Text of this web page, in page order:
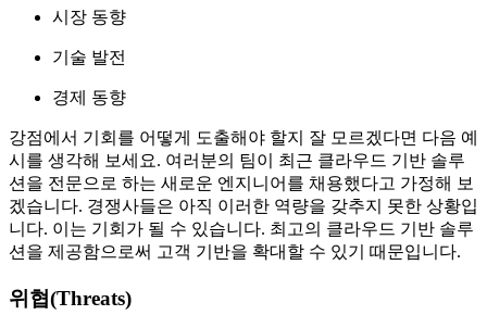
시장 동향
기술 발전
경제 동향
강점에서 기회를 어떻게 도출해야 할지 잘 모르겠다면 다음 예
시를 생각해 보세요. 여러분의 팀이 최근 클라우드 기반 솔루
션을 전문으로 하는 새로운 엔지니어를 채용했다고 가정해 보
겠습니다. 경쟁사들은 아직 이러한 역량을 갖추지 못한 상황입
니다. 이는 기회가 될 수 있습니다. 최고의 클라우드 기반 솔루
션을 제공함으로써 고객 기반을 확대할 수 있기 때문입니다.
위협(Threats)